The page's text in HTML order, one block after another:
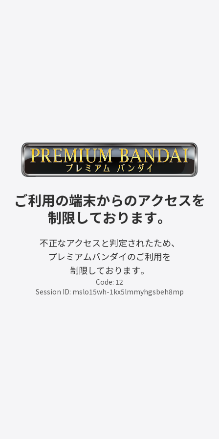
ご利用の端末からのアクセスを
制限しております。
不正なアクセスと判定されたため、
プレミアムバンダイのご利用を
制限しております。
Code: 12
Session ID: mslo15wh-1kx5lmmyhgsbeh8mp